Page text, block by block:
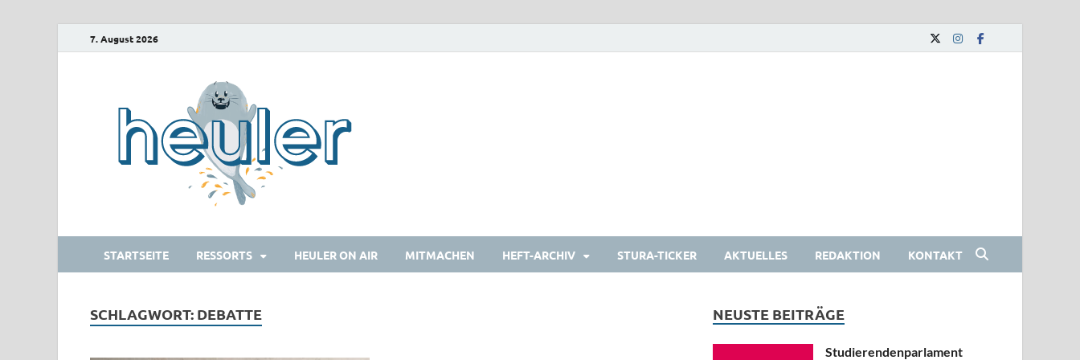
7. August 2026
STARTSEITE RESSORTS HEULER ON AIR MITMACHEN HEFT-ARCHIV STURA-TICKER AKTUELLES REDAKTION KONTAKT
SCHLAGWORT: DEBATTE NEUSTE BEITRÄGE
Studierendenparlament